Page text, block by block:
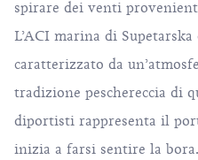
spirare dei venti
L’ACI marina di
caratterizzato da
tradizione peschereccia di
diportisti rappresenta il
inizia a farsi sentire la bora.